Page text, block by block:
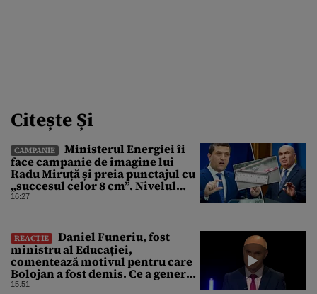
Citește Și
CAMPANIE
Ministerul Energiei îi
face campanie de imagine lui
Radu Miruță și preia punctajul cu
„succesul celor 8 cm”. Nivelul
Dunării a crescut cu 4 cm
16:27
REACȚIE
Daniel Funeriu, fost
ministru al Educației,
comentează motivul pentru care
Bolojan a fost demis. Ce a generat
eșecul guvernării
15:51